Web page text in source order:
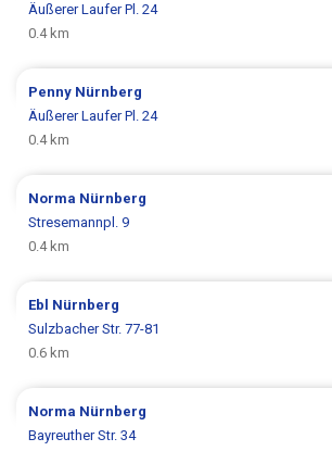
Äußerer Laufer Pl. 24
0.4 km
Penny Nürnberg
Äußerer Laufer Pl. 24
0.4 km
Norma Nürnberg
Stresemannpl. 9
0.4 km
Ebl Nürnberg
Sulzbacher Str. 77-81
0.6 km
Norma Nürnberg
Bayreuther Str. 34